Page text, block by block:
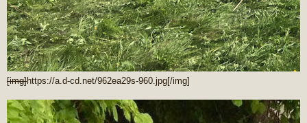
[img]https://a.d-cd.net/962ea29s-960.jpg[/img]